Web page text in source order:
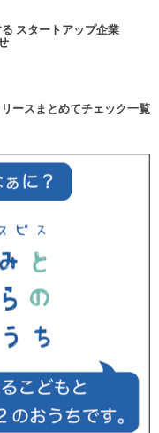
スタートアップ企業
ースまとめてチェック一覧